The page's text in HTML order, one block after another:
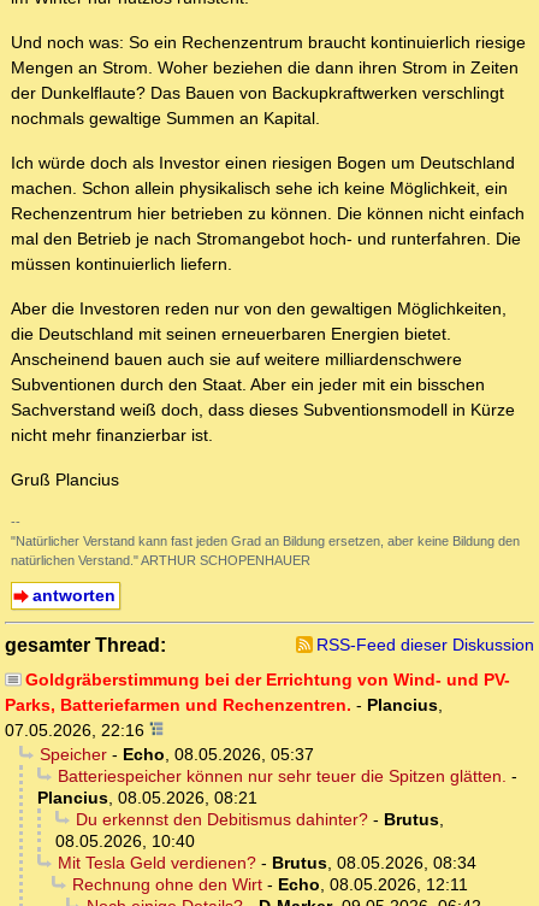
Und noch was: So ein Rechenzentrum braucht kontinuierlich riesige
Mengen an Strom. Woher beziehen die dann ihren Strom in Zeiten
der Dunkelflaute? Das Bauen von Backupkraftwerken verschlingt
nochmals gewaltige Summen an Kapital.
Ich würde doch als Investor einen riesigen Bogen um Deutschland
machen. Schon allein physikalisch sehe ich keine Möglichkeit, ein
Rechenzentrum hier betrieben zu können. Die können nicht einfach
mal den Betrieb je nach Stromangebot hoch- und runterfahren. Die
müssen kontinuierlich liefern.
Aber die Investoren reden nur von den gewaltigen Möglichkeiten,
die Deutschland mit seinen erneuerbaren Energien bietet.
Anscheinend bauen auch sie auf weitere milliardenschwere
Subventionen durch den Staat. Aber ein jeder mit ein bisschen
Sachverstand weiß doch, dass dieses Subventionsmodell in Kürze
nicht mehr finanzierbar ist.
Gruß Plancius
--
"Natürlicher Verstand kann fast jeden Grad an Bildung ersetzen, aber keine Bildung den
natürlichen Verstand." ARTHUR SCHOPENHAUER
antworten
gesamter Thread:
RSS-Feed dieser Diskussion
Goldgräberstimmung bei der Errichtung von Wind- und PV-
Parks, Batteriefarmen und Rechenzentren. - Plancius,
07.05.2026, 22:16
Speicher- Echo, 08.05.2026, 05:37
Batteriespeicher können nur sehr teuer die Spitzen glätten. -
Plancius, 08.05.2026, 08:21
Du erkennst den Debitismus dahinter?- Brutus,
08.05.2026, 10:40
Mit Tesla Geld verdienen?- Brutus, 08.05.2026, 08:34
Rechnung ohne den Wirt- Echo, 08.05.2026, 12:11